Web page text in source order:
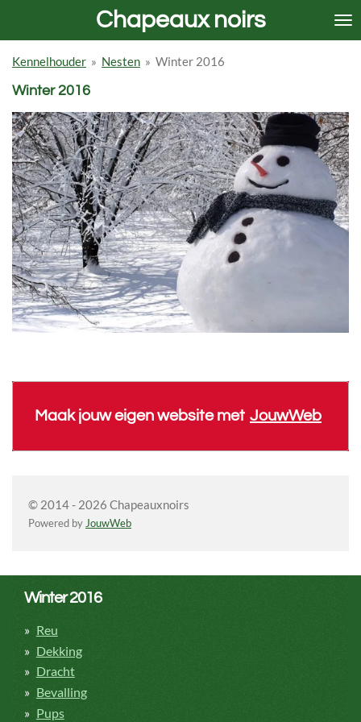
de
hoofdinhoud
Chapeaux noirs
Kennelhouder » Nesten » Winter 2016
Winter 2016
Maak jouw eigen website met JouwWeb
© 2014 - 2026 Chapeauxnoirs
Powered by JouwWeb
Winter 2016
Reu
Dekking
Dracht
Bevalling
Pups